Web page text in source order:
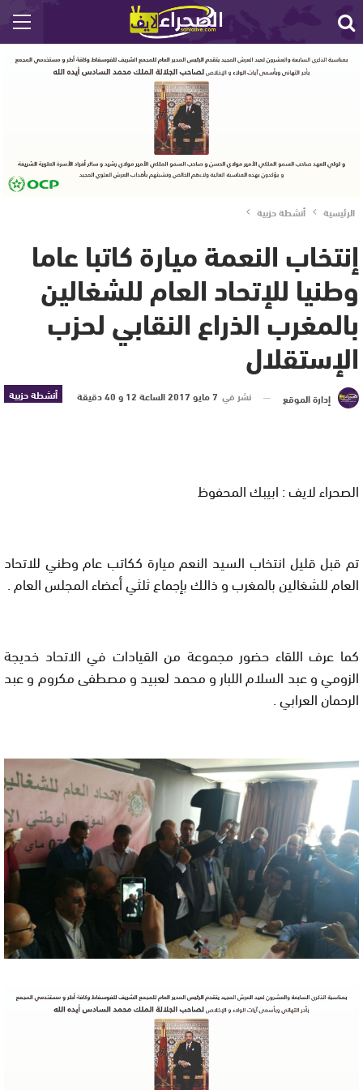
الرئيسية أنشطة حزبية
إنتخاب النعمة ميارة كاتبا عاما
وطنيا للإتحاد العام للشغالين
بالمغرب الذراع النقابي لحزب
الإستقلال
أنشطة حزبية إدارة الموقع نشر في 7 مايو 2017 الساعة 12 و 40 دقيقة
الصحراء لايف : ابيبك المحفوظ
تم قبل قليل انتخاب السيد النعم ميارة ككاتب عام وطني للاتحاد
العام للشغالين بالمغرب و ذالك بإجماع ثلثي أعضاء المجلس العام .
كما عرف اللقاء حضور مجموعة من القيادات في الاتحاد خديجة
الزومي و عبد السلام اللبار و محمد لعبيد و مصطفى مكروم و عبد
الرحمان العرابي .